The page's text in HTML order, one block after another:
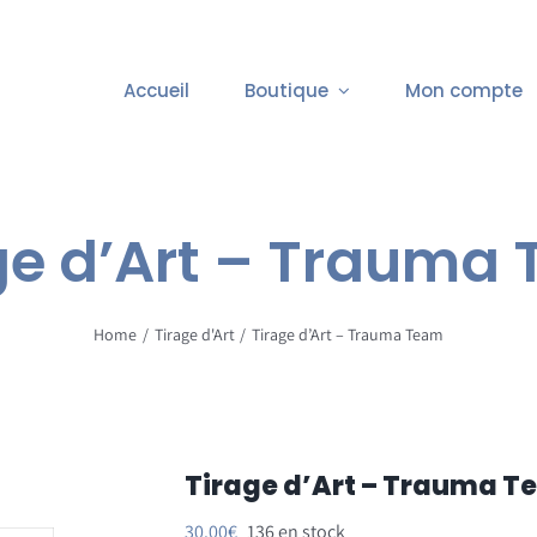
Accueil Boutique Mon compte
d’Art – Trauma
Home Tirage d'Art Tirage d’Art – Trauma Team
Tirage d’Art – Trauma
30.00€ 136 en stock